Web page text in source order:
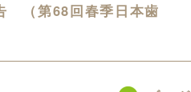
（第68回春季日本歯